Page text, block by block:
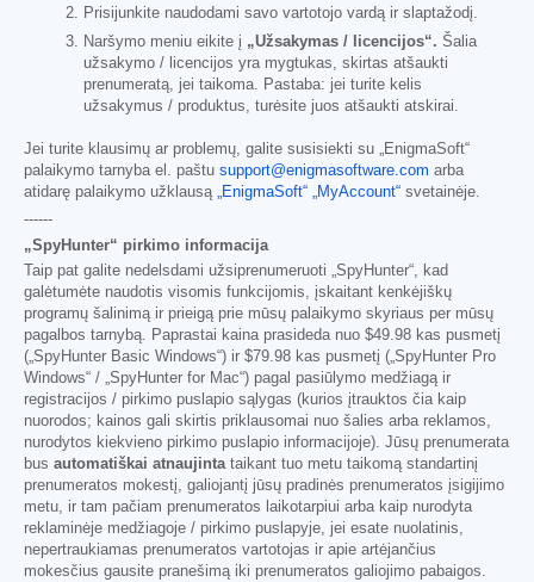
Prisijunkite naudodami savo vartotojo vardą ir slaptažodį.
Naršymo meniu eikite į „Užsakymas / licencijos“. Šalia
užsakymo / licencijos yra mygtukas, skirtas atšaukti
prenumeratą, jei taikoma. Pastaba: jei turite kelis
užsakymus / produktus, turėsite juos atšaukti atskirai.
Jei turite klausimų ar problemų, galite susisiekti su „EnigmaSoft“
palaikymo tarnyba el. paštu support@enigmasoftware.com arba
atidarę palaikymo užklausą „EnigmaSoft“ „MyAccount“ svetainėje.
------
„SpyHunter“ pirkimo informacija
Taip pat galite nedelsdami užsiprenumeruoti „SpyHunter“, kad
galėtumėte naudotis visomis funkcijomis, įskaitant kenkėjiškų
programų šalinimą ir prieigą prie mūsų palaikymo skyriaus per mūsų
pagalbos tarnybą. Paprastai kaina prasideda nuo $49.98 kas pusmetį
(„SpyHunter Basic Windows“) ir $79.98 kas pusmetį („SpyHunter Pro
Windows“ / „SpyHunter for Mac“) pagal pasiūlymo medžiagą ir
registracijos / pirkimo puslapio sąlygas (kurios įtrauktos čia kaip
nuorodos; kainos gali skirtis priklausomai nuo šalies arba reklamos,
nurodytos kiekvieno pirkimo puslapio informacijoje). Jūsų prenumerata
bus automatiškai atnaujintataikant tuo metu taikomą standartinį
prenumeratos mokestį, galiojantį jūsų pradinės prenumeratos įsigijimo
metu, ir tam pačiam prenumeratos laikotarpiui arba kaip nurodyta
reklaminėje medžiagoje / pirkimo puslapyje, jei esate nuolatinis,
nepertraukiamas prenumeratos vartotojas ir apie artėjančius
mokesčius gausite pranešimą iki prenumeratos galiojimo pabaigos.